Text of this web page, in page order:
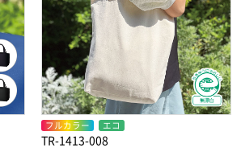
フルカラー エコ
TR-1413-008